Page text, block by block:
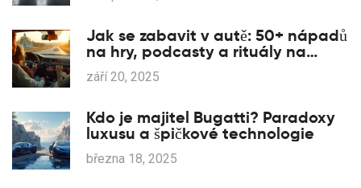
Jak se zabavit v autě: 50+ nápadů
na hry, podcasty a rituály na
cesty (2025)
září 20, 2025
Kdo je majitel Bugatti? Paradoxy
luxusu a špičkové technologie
března 18, 2025